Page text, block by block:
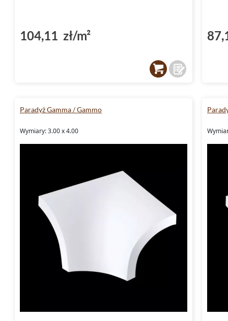
104,11 zł/m²
Paradyż Gamma / Gammo
Wymiary: 3.00 x 4.00